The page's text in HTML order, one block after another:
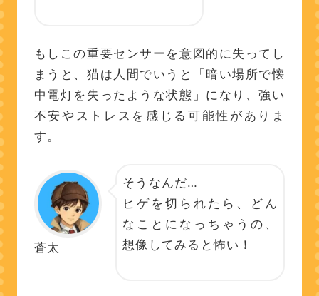
もしこの重要センサーを意図的に失ってし
まうと、猫は人間でいうと「暗い場所で懐
中電灯を失ったような状態」になり、強い
不安やストレスを感じる可能性がありま
す。
蒼太
そうなんだ…
ヒゲを切られたら、どん
なことになっちゃうの、
想像してみると怖い！